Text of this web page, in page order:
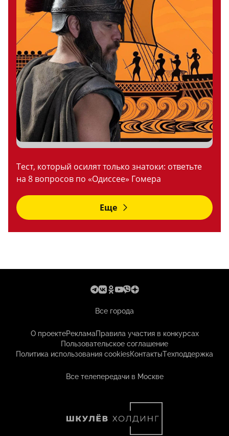
Тест, который осилят только знатоки: ответьте
на 8 вопросов по «Одиссее» Гомера
Еще
Все города
О проектеРекламаПравила участия в конкурсах
Пользовательское соглашение
Политика использования cookiesКонтактыТехподдержка
Все телепередачи в Москве